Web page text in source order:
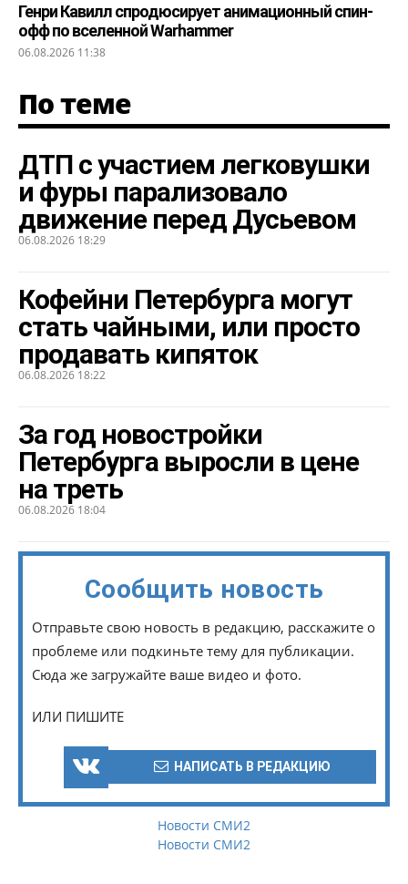
Генри Кавилл спродюсирует анимационный спин-
офф по вселенной Warhammer
06.08.2026 11:38
По теме
ДТП с участием легковушки
и фуры парализовало
движение перед Дусьевом
06.08.2026 18:29
Кофейни Петербурга могут
стать чайными, или просто
продавать кипяток
06.08.2026 18:22
За год новостройки
Петербурга выросли в цене
на треть
06.08.2026 18:04
Сообщить новость
Отправьте свою новость в редакцию, расскажите о
проблеме или подкиньте тему для публикации.
Сюда же загружайте ваше видео и фото.
ИЛИ ПИШИТЕ
НАПИСАТЬ В РЕДАКЦИЮ
Новости СМИ2
Новости СМИ2